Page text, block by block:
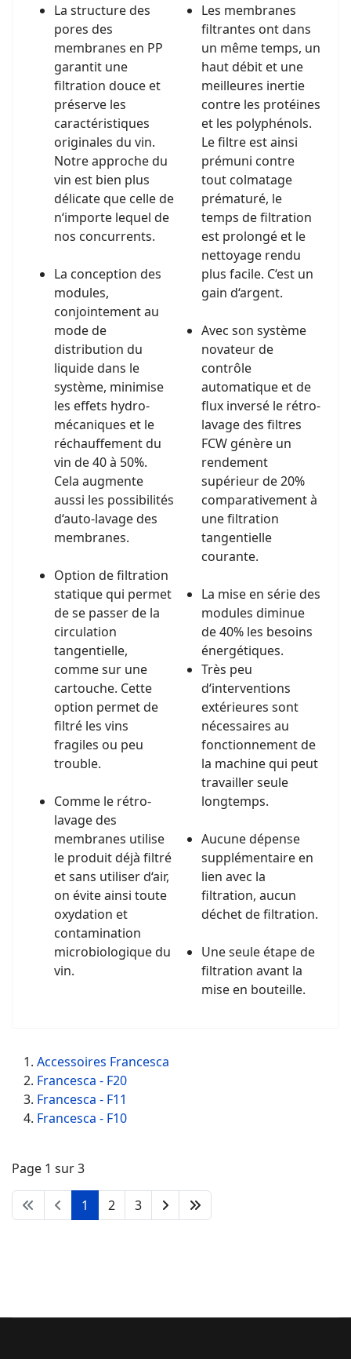
La structure des
pores des
membranes en PP
garantit une
filtration douce et
préserve les
caractéristiques
originales du vin.
Notre approche du
vin est bien plus
délicate que celle de
n‘importe lequel de
nos concurrents.
La conception des
modules,
conjointement au
mode de
distribution du
liquide dans le
système, minimise
les effets hydro-
mécaniques et le
réchauffement du
vin de 40 à 50%.
Cela augmente
aussi les possibilités
d‘auto-lavage des
membranes.
Option de filtration
statique qui permet
de se passer de la
circulation
tangentielle,
comme sur une
cartouche. Cette
option permet de
filtré les vins
fragiles ou peu
trouble.
Comme le rétro-
lavage des
membranes utilise
le produit déjà filtré
et sans utiliser d‘air,
on évite ainsi toute
oxydation et
contamination
microbiologique du
vin.
Les membranes
filtrantes ont dans
un même temps, un
haut débit et une
meilleures inertie
contre les protéines
et les polyphénols.
Le filtre est ainsi
prémuni contre
tout colmatage
prématuré, le
temps de filtration
est prolongé et le
nettoyage rendu
plus facile. C‘est un
gain d‘argent.
Avec son système
novateur de
contrôle
automatique et de
flux inversé le rétro-
lavage des filtres
FCW génère un
rendement
supérieur de 20%
comparativement à
une filtration
tangentielle
courante.
La mise en série des
modules diminue
de 40% les besoins
énergétiques.
Très peu
d‘interventions
extérieures sont
nécessaires au
fonctionnement de
la machine qui peut
travailler seule
longtemps.
Aucune dépense
supplémentaire en
lien avec la
filtration, aucun
déchet de filtration.
Une seule étape de
filtration avant la
mise en bouteille.
Accessoires Francesca
Francesca - F20
Francesca - F11
Francesca - F10
Page 1 sur 3
1 2 3